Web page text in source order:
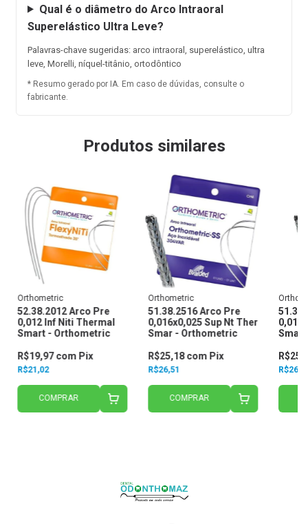
Qual é o diâmetro do Arco Intraoral
Superelástico Ultra Leve?
Palavras-chave sugeridas: arco intraoral, superelástico, ultra
leve, Morelli, níquel-titânio, ortodôntico
* Resumo gerado por IA. Em caso de dúvidas, consulte o
fabricante.
Produtos similares
Orthometric
52.38.2012 Arco Pre
0,012 Inf Niti Thermal
Smart - Orthometric
R$21,02
R$19,97com Pix
COMPRAR
Orthometric
51.38.2516 Arco Pre
0,016x0,025 Sup Nt Ther
Smar - Orthometric
R$26,51
R$25,18com Pix
COMPRAR
Smar